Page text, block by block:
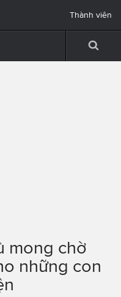
Thành viên
mong chờ
những con